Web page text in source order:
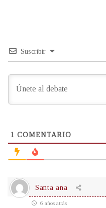
Suscribir
1 COMENTARIO
Santa ana
6 años atrás